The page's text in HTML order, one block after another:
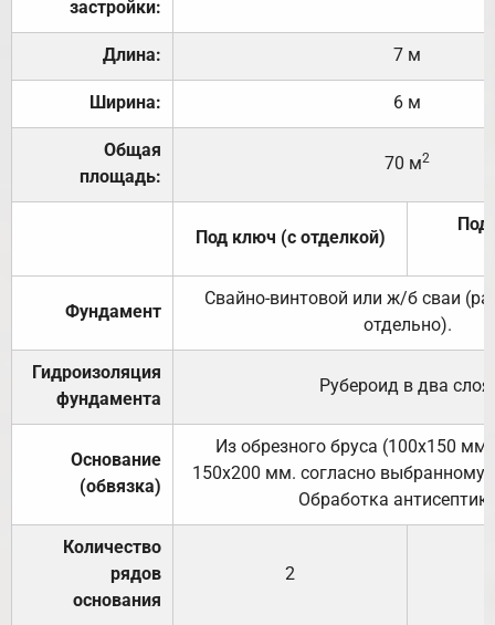
застройки:
Длина: 7 м
Ширина: 6 м
Общая
площадь:
70 м2
Под ключ (с отделкой)
Под
Фундамент
Свайно-винтовой или ж/б сваи
отдельно).
Гидроизоляция
фундамента
Рубероид в два слоя.
Основание
(обвязка)
Из обрезного бруса (100х150
150х200 мм. согласно выбранному
Обработка
Количество
рядов
основания
2